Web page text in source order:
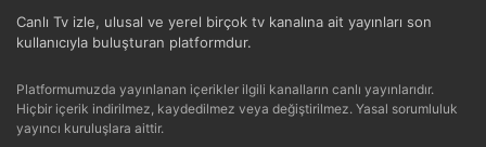
Canlı Tv izle, ulusal ve yerel birçok tv kanalına ait yayınları son
kullanıcıyla buluşturan platformdur.
Platformumuzda yayınlanan içerikler ilgili kanalların canlı yayınlarıdır.
Hiçbir içerik indirilmez, kaydedilmez veya değiştirilmez. Yasal sorumluluk
yayıncı kuruluşlara aittir.